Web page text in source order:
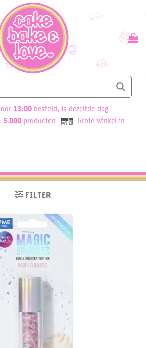
13:00 besteld, is dezelfde dag
5.000 producten
Grote winkel in
FILTER